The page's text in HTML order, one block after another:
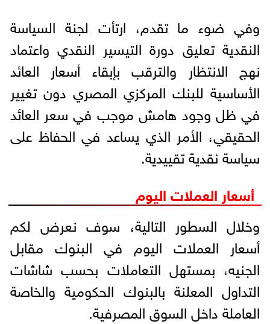
وفي ضوء ما تقدم، ارتأت لجنة السياسة
النقدية تعليق دورة التيسير النقدي واعتماد
نهج الانتظار والترقب بإبقاء أسعار العائد
الأساسية للبنك المركزي المصري دون تغيير
في ظل وجود هامش موجب في سعر العائد
الحقيقي، الأمر الذي يساعد في الحفاظ على
سياسة نقدية تقييدية.
أسعار العملات اليوم
وخلال السطور التالية، سوف نعرض لكم
أسعار العملات اليوم في البنوك مقابل
الجنيه، بمستهل التعاملات بحسب شاشات
التداول المعلنة بالبنوك الحكومية والخاصة
العاملة داخل السوق المصرفية.